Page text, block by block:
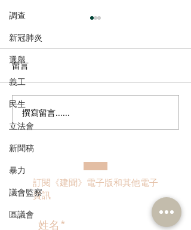
調查
新冠肺炎
選舉
義工
民生
立法會
新聞稿
暴力
議會監察
區議會
郭芙蓉聯同葵青區防火委
員會到訪消防處 了解打擊
「鬼油」活動最新情況 支
持修例加強阻嚇 多管齊下
斬斷「鬼油」市場 守護社
區安全 保障市民生命
留言
撰寫留言......
訂閱《建聞》電子版和其他電子
資訊